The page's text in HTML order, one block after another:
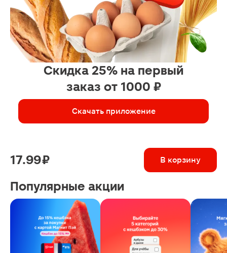
Скидка 25% на первый
заказ от 1000 ₽
Скачать приложение
17.99 ₽ В корзину
Популярные акции